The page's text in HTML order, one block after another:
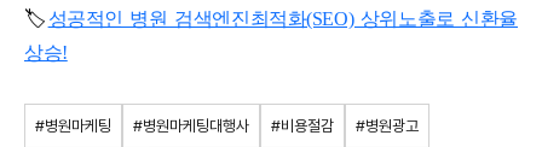
🏷️ 성공적인 병원 검색엔진최적화(SEO) 상위노출로 신환율
상승!
#병원마케팅 #병원마케팅대행사 #비용절감 #병원광고